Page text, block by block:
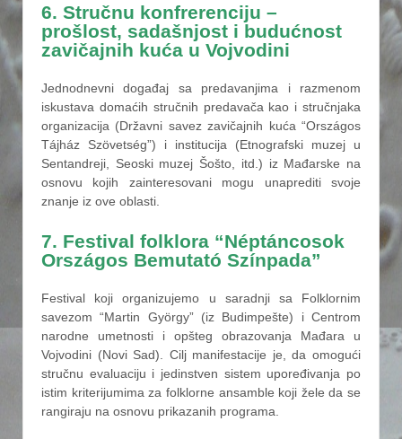
6. Stručnu konfrerenciju –
prošlost, sadašnjost i budućnost
zavičajnih kuća u Vojvodini
Jednodnevni događaj sa predavanjima i razmenom
iskustava domaćih stručnih predavača kao i stručnjaka
organizacija (Državni savez zavičajnih kuća “Országos
Tájház Szövetség”) i institucija (Etnografski muzej u
Sentandreji, Seoski muzej Šošto, itd.) iz Mađarske na
osnovu kojih zainteresovani mogu unaprediti svoje
znanje iz ove oblasti.
7. Festival folklora “Néptáncosok
Országos Bemutató Színpada”
Festival koji organizujemo u saradnji sa Folklornim
savezom “Martin György” (iz Budimpešte) i Centrom
narodne umetnosti i opšteg obrazovanja Mađara u
Vojvodini (Novi Sad). Cilj manifestacije je, da omogući
stručnu evaluaciju i jedinstven sistem upoređivanja po
istim kriterijumima za folklorne ansamble koji žele da se
rangiraju na osnovu prikazanih programa.